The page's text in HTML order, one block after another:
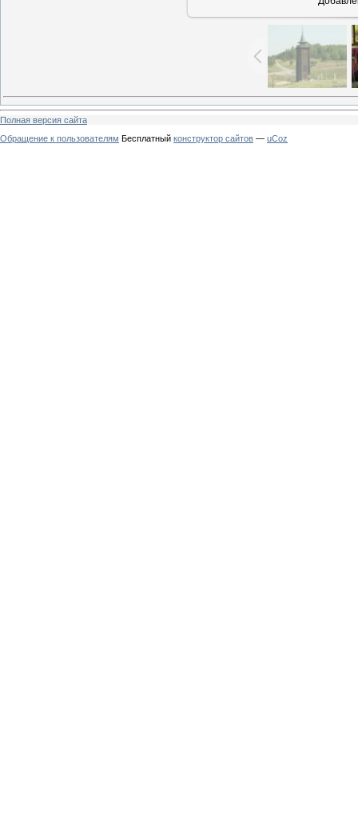
Полная версия сайта
Обращение к пользователям Бесплатный конструктор сайтов — uCoz